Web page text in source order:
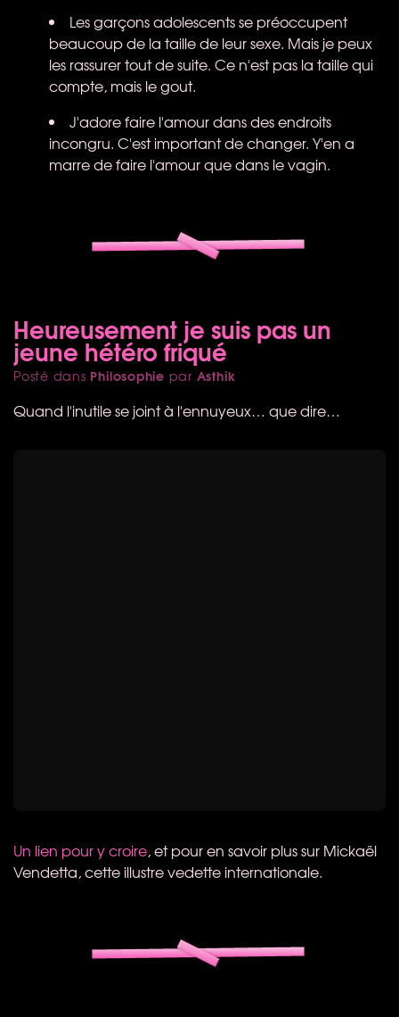
Les garçons adolescents se préoccupent
beaucoup de la taille de leur sexe. Mais je peux
les rassurer tout de suite. Ce n'est pas la taille qui
compte, mais le gout.
J'adore faire l'amour dans des endroits
incongru. C'est important de changer. Y'en a
marre de faire l'amour que dans le vagin.
Heureusement je suis pas un
jeune hétéro friqué
Posté dans Philosophie par Asthik
Quand l'inutile se joint à l'ennuyeux… que dire…
Un lien pour y croire, et pour en savoir plus sur Mickaël
Vendetta, cette illustre vedette internationale.